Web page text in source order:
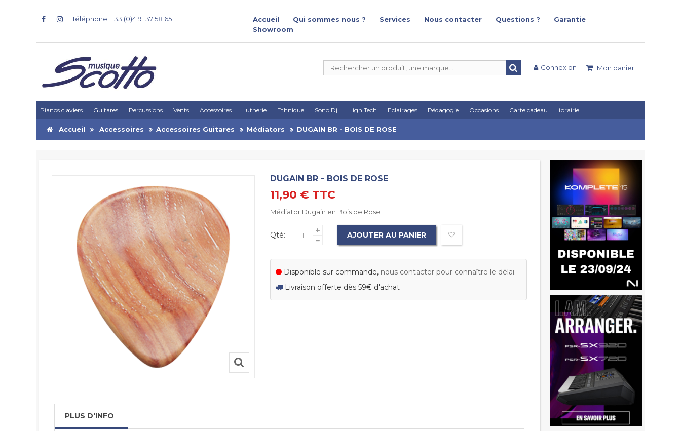
Téléphone: +33 (0)4 91 37 58 65 Accueil Qui sommes nous ? Services Nous contacter Questions ?
Garantie
Showroom
Mon panier
Connexion
Pianos claviers Guitares Percussions Vents Accessoires Lutherie Ethnique Sono Dj High Tech Eclairages Pédagogie Occasions Carte cadeau Librairie
Accueil Accessoires Accessoires Guitares Médiators DUGAIN BR - BOIS DE ROSE
DUGAIN BR - BOIS DE ROSE
11,90 € TTC
Médiator Dugain en Bois de Rose
Qté: AJOUTER AU PANIER
Disponible sur commande, nous contacter pour connaître le délai.
Livraison offerte dès 59€ d'achat
PLUS D'INFO